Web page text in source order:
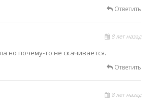
Ответить
8 лет назад
но почему-то не скачивается.
Ответить
8 лет назад